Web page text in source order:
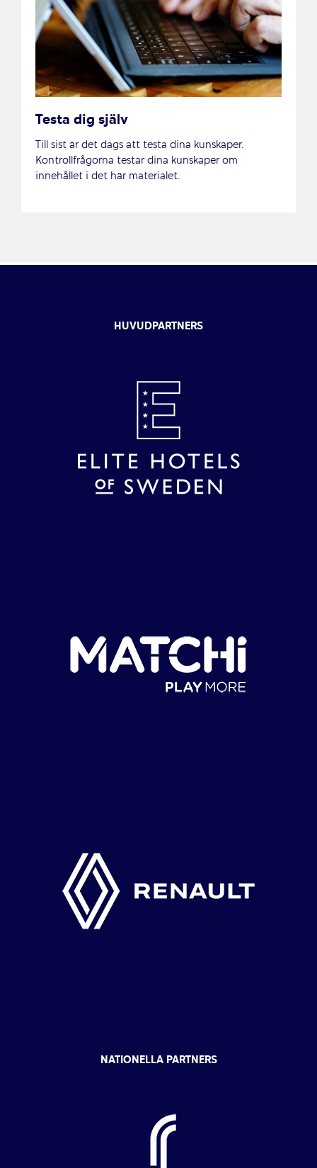
Testa dig själv
Till sist är det dags att testa dina kunskaper.
Kontrollfrågorna testar dina kunskaper om
innehållet i det här materialet.
HUVUDPARTNERS
NATIONELLA PARTNERS